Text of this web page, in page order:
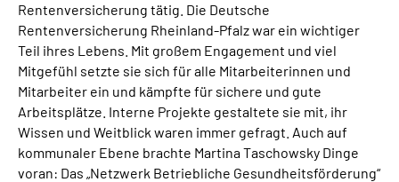
Rentenversicherung tätig. Die Deutsche
Rentenversicherung Rheinland-Pfalz war ein wichtiger
Teil ihres Lebens. Mit großem Engagement und viel
Mitgefühl setzte sie sich für alle Mitarbeiterinnen und
Mitarbeiter ein und kämpfte für sichere und gute
Arbeitsplätze. Interne Projekte gestaltete sie mit, ihr
Wissen und Weitblick waren immer gefragt. Auch auf
kommunaler Ebene brachte Martina Taschowsky Dinge
voran: Das „Netzwerk Betriebliche Gesundheitsförderung“